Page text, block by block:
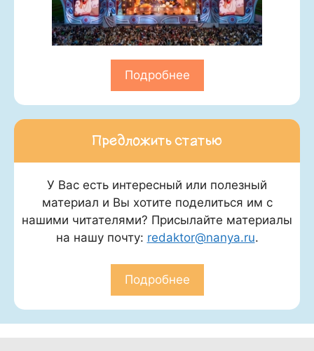
Подробнее
Предложить статью
У Вас есть интересный или полезный
материал и Вы хотите поделиться им с
нашими читателями? Присылайте материалы
на нашу почту: redaktor@nanya.ru.
Подробнее